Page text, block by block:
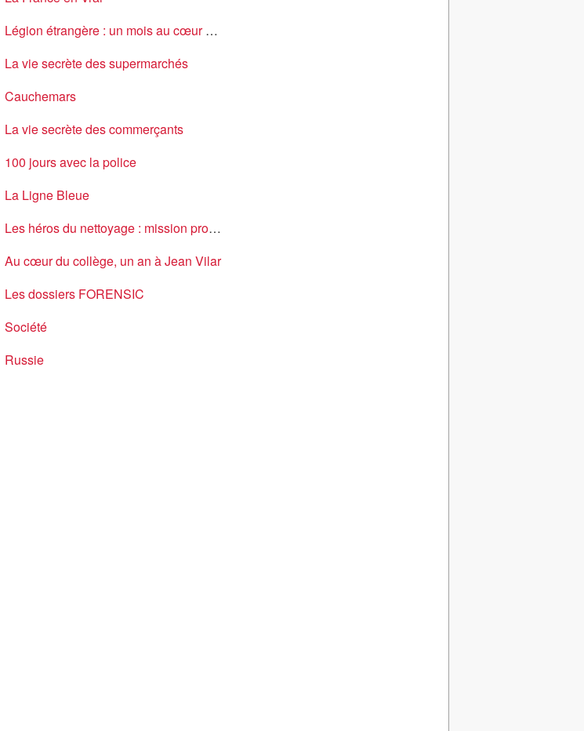
Légion étrangère : un mois au cœur de l'enfer vert
La vie secrète des supermarchés
Cauchemars
La vie secrète des commerçants
100 jours avec la police
La Ligne Bleue
Les héros du nettoyage : mission propreté
Au cœur du collège, un an à Jean Vilar
Les dossiers FORENSIC
Société
Russie